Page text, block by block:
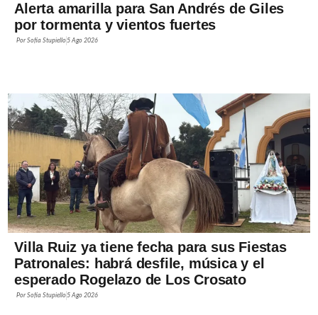
Alerta amarilla para San Andrés de Giles
por tormenta y vientos fuertes
PorSofía Stupiello5 Ago 2026
Villa Ruiz ya tiene fecha para sus Fiestas
Patronales: habrá desfile, música y el
esperado Rogelazo de Los Crosato
PorSofía Stupiello5 Ago 2026